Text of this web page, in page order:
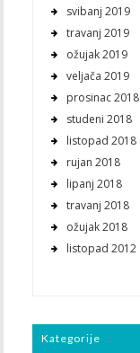
svibanj 2019
travanj 2019
ožujak 2019
veljača 2019
prosinac 2018
studeni 2018
listopad 2018
rujan 2018
lipanj 2018
travanj 2018
ožujak 2018
listopad 2012
Kategorije